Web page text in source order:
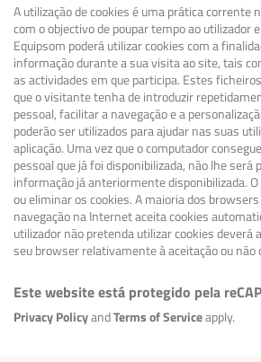
A utilização de cookies é uma prática corrente
com o objectivo de poupar tempo ao utilizador
Equipsom poderá utilizar cookies com a
informação durante a sua visita ao site, tais
as actividades em que participa. Estes
que o visitante tenha de introduzir
pessoal, facilitar a navegação e a
poderão ser utilizados para ajudar nas suas
aplicação. Uma vez que o computador
pessoal que já foi disponibilizada, não lhe será
informação já anteriormente disponibilizada.
ou eliminar os cookies. A maioria dos
navegação na Internet aceita cookies
utilizador não pretenda utilizar cookies deverá
seu browser relativamente à aceitação ou não
Este website está protegido pela
Privacy PolicyandTerms of Serviceapply.